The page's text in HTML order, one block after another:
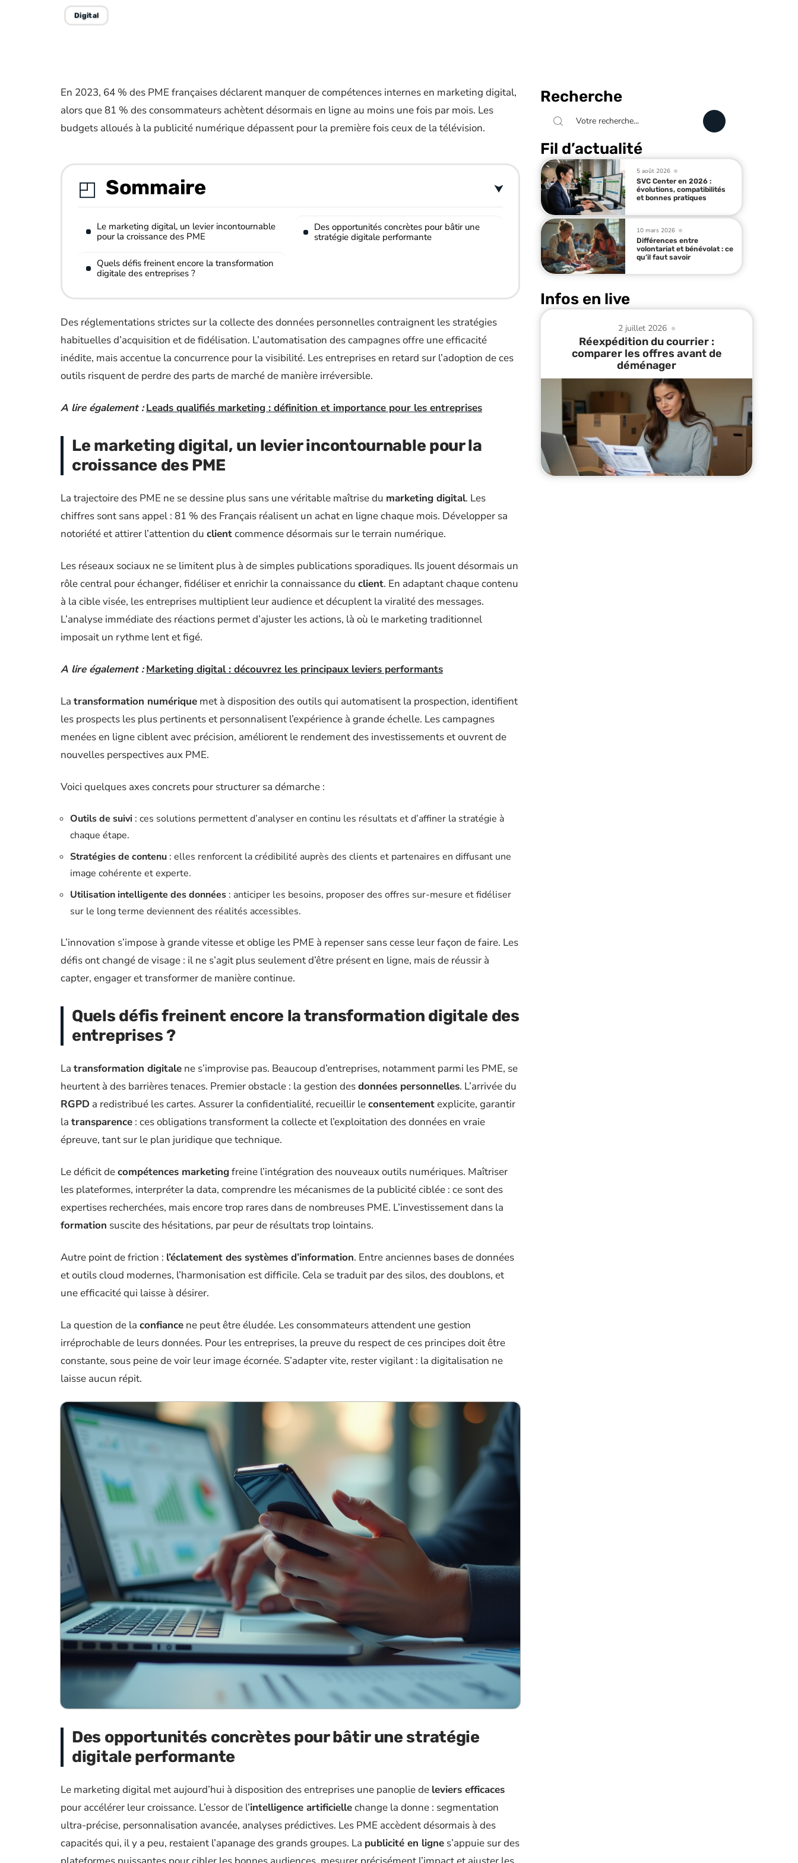
Digital
En 2023, 64 % des PME françaises déclarent manquer de compétences internes en marketing digital,
alors que 81 % des consommateurs achètent désormais en ligne au moins une fois par mois. Les
budgets alloués à la publicité numérique dépassent pour la première fois ceux de la télévision.
Sommaire
Le marketing digital, un levier incontournable
pour la croissance des PME
Quels défis freinent encore la transformation
digitale des entreprises ?
Des opportunités concrètes pour bâtir une
stratégie digitale performante
Des réglementations strictes sur la collecte des données personnelles contraignent les stratégies
habituelles d’acquisition et de fidélisation. L’automatisation des campagnes offre une efficacité
inédite, mais accentue la concurrence pour la visibilité. Les entreprises en retard sur l’adoption de ces
outils risquent de perdre des parts de marché de manière irréversible.
A lire également : Leads qualifiés marketing : définition et importance pour les entreprises
Le marketing digital, un levier incontournable pour la
croissance des PME
La trajectoire des PME ne se dessine plus sans une véritable maîtrise du marketing digital. Les
chiffres sont sans appel : 81 % des Français réalisent un achat en ligne chaque mois. Développer sa
notoriété et attirer l’attention du clientcommence désormais sur le terrain numérique.
Les réseaux sociaux ne se limitent plus à de simples publications sporadiques. Ils jouent désormais un
rôle central pour échanger, fidéliser et enrichir la connaissance du client. En adaptant chaque contenu
à la cible visée, les entreprises multiplient leur audience et décuplent la viralité des messages.
L’analyse immédiate des réactions permet d’ajuster les actions, là où le marketing traditionnel
imposait un rythme lent et figé.
A lire également : Marketing digital : découvrez les principaux leviers performants
La transformation numérique met à disposition des outils qui automatisent la prospection, identifient
les prospects les plus pertinents et personnalisent l’expérience à grande échelle. Les campagnes
menées en ligne ciblent avec précision, améliorent le rendement des investissements et ouvrent de
nouvelles perspectives aux PME.
Voici quelques axes concrets pour structurer sa démarche :
Outils de suivi : ces solutions permettent d’analyser en continu les résultats et d’affiner la stratégie à
chaque étape.
Stratégies de contenu : elles renforcent la crédibilité auprès des clients et partenaires en diffusant une
image cohérente et experte.
Utilisation intelligente des données : anticiper les besoins, proposer des offres sur-mesure et fidéliser
sur le long terme deviennent des réalités accessibles.
L’innovation s’impose à grande vitesse et oblige les PME à repenser sans cesse leur façon de faire. Les
défis ont changé de visage : il ne s’agit plus seulement d’être présent en ligne, mais de réussir à
capter, engager et transformer de manière continue.
Quels défis freinent encore la transformation digitale des
entreprises ?
La transformation digitale ne s’improvise pas. Beaucoup d’entreprises, notamment parmi les PME, se
heurtent à des barrières tenaces. Premier obstacle : la gestion desdonnées personnelles. L’arrivée du
RGPD a redistribué les cartes. Assurer la confidentialité, recueillir leconsentementexplicite, garantir
la transparence : ces obligations transforment la collecte et l’exploitation des données en vraie
épreuve, tant sur le plan juridique que technique.
Le déficit decompétences marketingfreine l’intégration des nouveaux outils numériques. Maîtriser
les plateformes, interpréter la data, comprendre les mécanismes de la publicité ciblée : ce sont des
expertises recherchées, mais encore trop rares dans de nombreuses PME. L’investissement dans la
formation suscite des hésitations, par peur de résultats trop lointains.
Autre point de friction : l’éclatement des systèmes d’information. Entre anciennes bases de données
et outils cloud modernes, l’harmonisation est difficile. Cela se traduit par des silos, des doublons, et
une efficacité qui laisse à désirer.
La question de la confiance ne peut être éludée. Les consommateurs attendent une gestion
irréprochable de leurs données. Pour les entreprises, la preuve du respect de ces principes doit être
constante, sous peine de voir leur image écornée. S’adapter vite, rester vigilant : la digitalisation ne
laisse aucun répit.
Des opportunités concrètes pour bâtir une stratégie
digitale performante
Le marketing digital met aujourd’hui à disposition des entreprises une panoplie de leviers efficaces
pour accélérer leur croissance. L’essor de l’intelligence artificiellechange la donne : segmentation
ultra-précise, personnalisation avancée, analyses prédictives. Les PME accèdent désormais à des
capacités qui, il y a peu, restaient l’apanage des grands groupes. La publicité en ligne s’appuie sur des
Recherche
Fil d’actualité
5 août 2026
SVC Center en 2026 :
évolutions, compatibilités
et bonnes pratiques
10 mars 2026
Différences entre
volontariat et bénévolat : ce
qu’il faut savoir
Infos en live
2 juillet 2026
Réexpédition du courrier :
comparer les offres avant de
déménager